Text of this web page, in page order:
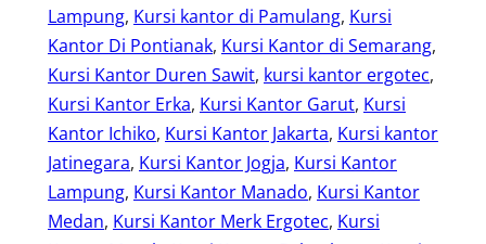
Lampung, Kursi kantor di Pamulang, Kursi
Kantor Di Pontianak, Kursi Kantor di Semarang
Kursi Kantor Duren Sawit, kursi kantor ergotec
Kursi Kantor Erka, Kursi Kantor Garut, Kursi
Kantor Ichiko, Kursi Kantor Jakarta, Kursi kantor
Jatinegara, Kursi Kantor Jogja, Kursi Kantor
Lampung, Kursi Kantor Manado, Kursi Kantor
Medan, Kursi Kantor Merk Ergotec, Kursi